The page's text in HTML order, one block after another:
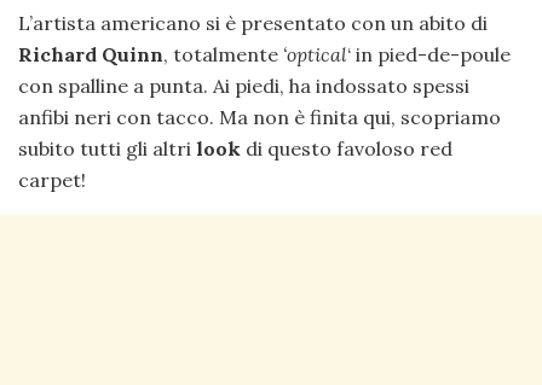
L’artista americano si è presentato con un abito di
Richard Quinn, totalmente ‘optical‘ in pied-de-poule
con spalline a punta. Ai piedi, ha indossato spessi
anfibi neri con tacco. Ma non è finita qui, scopriamo
subito tutti gli altri look di questo favoloso red
carpet!